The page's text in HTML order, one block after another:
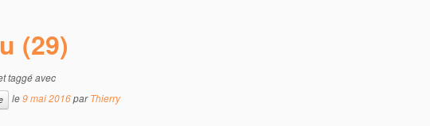
(29)
taggé avec
le9 mai 2016 parThierry